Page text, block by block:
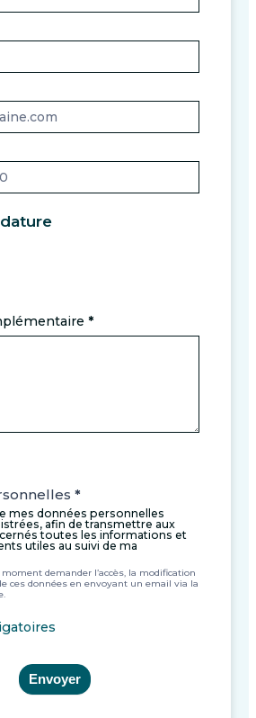
*
*
mes données personnelles
afin de transmettre aux
toutes les informations et
utiles au suivi de ma
demander l’accès, la modification
ces données en envoyant un email via la
Envoyer